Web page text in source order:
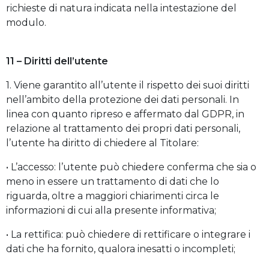
richieste di natura indicata nella intestazione del
modulo.
11 – Diritti dell’utente
1. Viene garantito all’utente il rispetto dei suoi diritti
nell’ambito della protezione dei dati personali. In
linea con quanto ripreso e affermato dal GDPR, in
relazione al trattamento dei propri dati personali,
l’utente ha diritto di chiedere al Titolare:
• L’accesso: l’utente può chiedere conferma che sia o
meno in essere un trattamento di dati che lo
riguarda, oltre a maggiori chiarimenti circa le
informazioni di cui alla presente informativa;
• La rettifica: può chiedere di rettificare o integrare i
dati che ha fornito, qualora inesatti o incompleti;